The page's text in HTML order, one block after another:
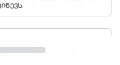
Doner Kebab